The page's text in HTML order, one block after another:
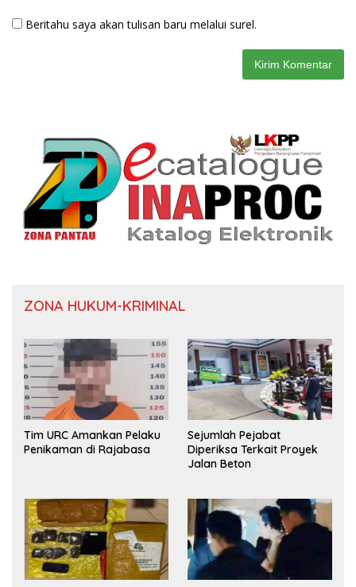
Beritahu saya akan tulisan baru melalui surel.
ZONA HUKUM-KRIMINAL
Tim URC Amankan Pelaku
Penikaman di Rajabasa
Sejumlah Pejabat
Diperiksa Terkait Proyek
Jalan Beton